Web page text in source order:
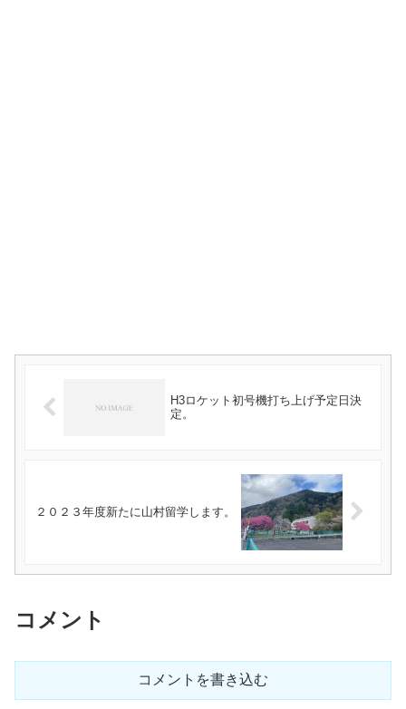
H3ロケット初号機打ち上げ予定日決
定。
２０２３年度新たに山村留学します。
コメント
コメントを書き込む